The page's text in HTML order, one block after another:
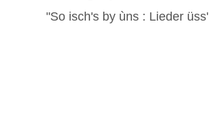
"So isch's by ùns : Lieder